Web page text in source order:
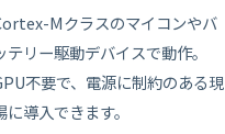
Mクラスのマイコンやバ
テリー駆動デバイスで動作。
不要で、電源に制約のある現
に導入できます。